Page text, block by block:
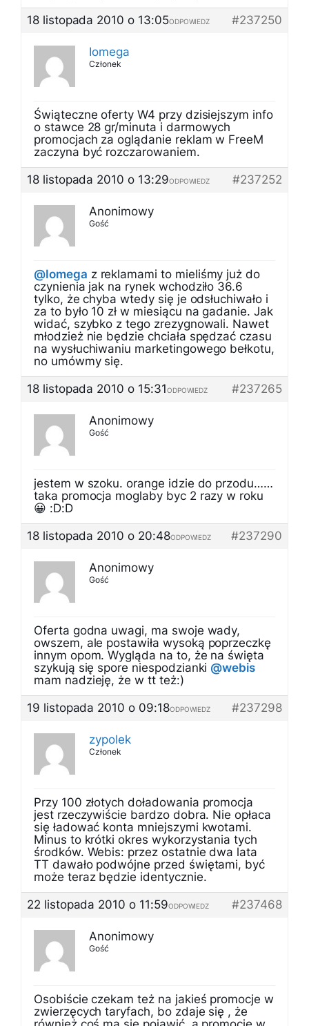
18 listopada 2010 o 13:05
#237250
ODPOWIEDZ
Iomega
Członek
Świąteczne oferty W4 przy dzisiejszym info
o stawce 28 gr/minuta i darmowych
promocjach za oglądanie reklam w FreeM
zaczyna być rozczarowaniem.
18 listopada 2010 o 13:29
#237252
ODPOWIEDZ
Anonimowy
Gość
@Iomega z reklamami to mieliśmy już do
czynienia jak na rynek wchodziło 36.6
tylko, że chyba wtedy się je odsłuchiwało i
za to było 10 zł w miesiącu na gadanie. Jak
widać, szybko z tego zrezygnowali. Nawet
młodzież nie będzie chciała spędzać czasu
na wysłuchiwaniu marketingowego bełkotu,
no umówmy się.
18 listopada 2010 o 15:31
#237265
ODPOWIEDZ
Anonimowy
Gość
jestem w szoku. orange idzie do przodu……
taka promocja moglaby byc 2 razy w roku
😀 :D:D
18 listopada 2010 o 20:48
#237290
ODPOWIEDZ
Anonimowy
Gość
Oferta godna uwagi, ma swoje wady,
owszem, ale postawiła wysoką poprzeczkę
innym opom. Wygląda na to, że na święta
szykują się spore niespodzianki @webis
mam nadzieję, że w tt też:)
19 listopada 2010 o 09:18
#237298
ODPOWIEDZ
zypolek
Członek
Przy 100 złotych doładowania promocja
jest rzeczywiście bardzo dobra. Nie opłaca
się ładować konta mniejszymi kwotami.
Minus to krótki okres wykorzystania tych
środków. Webis: przez ostatnie dwa lata
TT dawało podwójne przed świętami, być
może teraz będzie identycznie.
22 listopada 2010 o 11:59
#237468
ODPOWIEDZ
Anonimowy
Gość
Osobiście czekam też na jakieś promocje w
zwierzęcych taryfach, bo zdaje się , że